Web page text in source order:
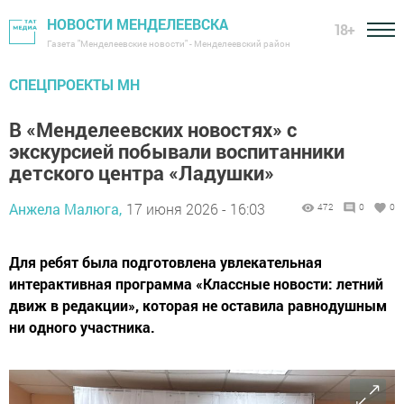
НОВОСТИ МЕНДЕЛЕЕВСКА
Газета "Менделеевские новости" - Менделеевский район
18+
СПЕЦПРОЕКТЫ МН
В «Менделеевских новостях» с
экскурсией побывали воспитанники
детского центра «Ладушки»
Анжела Малюга, 17 июня 2026 - 16:03 472 0 0
Для ребят была подготовлена увлекательная
интерактивная программа «Классные новости: летний
движ в редакции», которая не оставила равнодушным
ни одного участника.